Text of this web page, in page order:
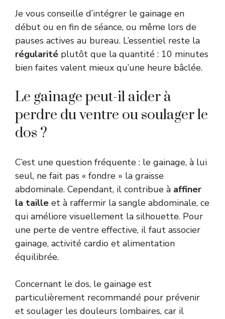
Je vous conseille d’intégrer le gainage en
début ou en fin de séance, ou même lors de
pauses actives au bureau. L’essentiel reste la
régularité plutôt que la quantité : 10 minutes
bien faites valent mieux qu’une heure bâclée.
Le gainage peut-il aider à
perdre du ventre ou soulager le
dos ?
C’est une question fréquente : le gainage, à lui
seul, ne fait pas « fondre » la graisse
abdominale. Cependant, il contribue à affiner
la taille et à raffermir la sangle abdominale, ce
qui améliore visuellement la silhouette. Pour
une perte de ventre effective, il faut associer
gainage, activité cardio et alimentation
équilibrée.
Concernant le dos, le gainage est
particulièrement recommandé pour prévenir
et soulager les douleurs lombaires, car il